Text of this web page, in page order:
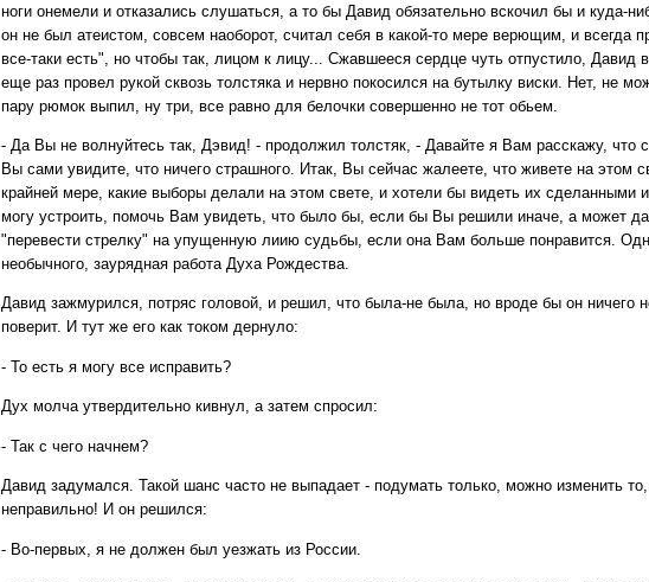
ноги онемели и отказались слушаться, а то бы Давид обязательно вскочил бы и куда-
он не был атеистом, совсем наоборот, считал себя в какой-то мере верющим, и всегда
все-таки есть", но чтобы так, лицом к лицу... Сжавшееся сердце чуть отпустило, Давид
еще раз провел рукой сквозь толстяка и нервно покосился на бутылку виски. Нет, не
пару рюмок выпил, ну три, все равно для белочки совершенно не тот обьем.
- Да Вы не волнуйтесь так, Дэвид! - продолжил толстяк, - Давайте я Вам расскажу, что
Вы сами увидите, что ничего страшного. Итак, Вы сейчас жалеете, что живете на этом
крайней мере, какие выборы делали на этом свете, и хотели бы видеть их сделанными
могу устроить, помочь Вам увидеть, что было бы, если бы Вы решили иначе, а может
"перевести стрелку" на упущенную лиию судьбы, если она Вам больше понравится.
необычного, заурядная работа Духа Рождества.
Давид зажмурился, потряс головой, и решил, что была-не была, но вроде бы он ничего
поверит. И тут же его как током дернуло:
- То есть я могу все исправить?
Дух молча утвердительно кивнул, а затем спросил:
- Так с чего начнем?
Давид задумался. Такой шанс часто не выпадает - подумать только, можно изменить
неправильно! И он решился:
- Во-первых, я не должен был уезжать из России.